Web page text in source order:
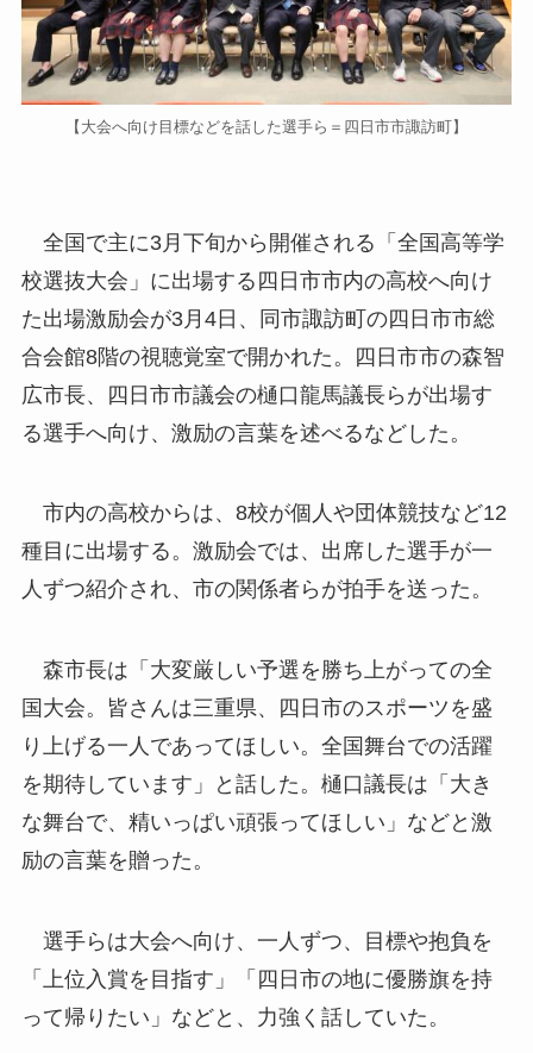
【大会へ向け目標などを話した選手ら＝四日市市諏訪町】
全国で主に3月下旬から開催される「全国高等学
校選抜大会」に出場する四日市市内の高校へ向け
た出場激励会が3月4日、同市諏訪町の四日市市総
合会館8階の視聴覚室で開かれた。四日市市の森智
広市長、四日市市議会の樋口龍馬議長らが出場す
る選手へ向け、激励の言葉を述べるなどした。
市内の高校からは、8校が個人や団体競技など12
種目に出場する。激励会では、出席した選手が一
人ずつ紹介され、市の関係者らが拍手を送った。
森市長は「大変厳しい予選を勝ち上がっての全
国大会。皆さんは三重県、四日市のスポーツを盛
り上げる一人であってほしい。全国舞台での活躍
を期待しています」と話した。樋口議長は「大き
な舞台で、精いっぱい頑張ってほしい」などと激
励の言葉を贈った。
選手らは大会へ向け、一人ずつ、目標や抱負を
「上位入賞を目指す」「四日市の地に優勝旗を持
って帰りたい」などと、力強く話していた。